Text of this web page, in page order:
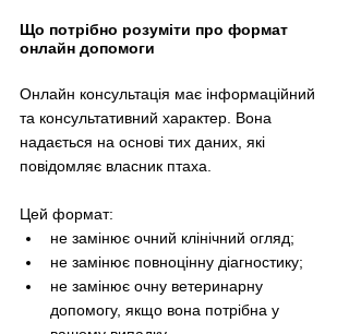
Що потрібно розуміти про формат
онлайн допомоги
Онлайн консультація має інформаційний
та консультативний характер. Вона
надається на основі тих даних, які
повідомляє власник птаха.
Цей формат:
не замінює очний клінічний огляд;
не замінює повноцінну діагностику;
не замінює очну ветеринарну
допомогу, якщо вона потрібна у